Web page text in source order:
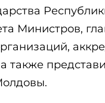
Министров,
также